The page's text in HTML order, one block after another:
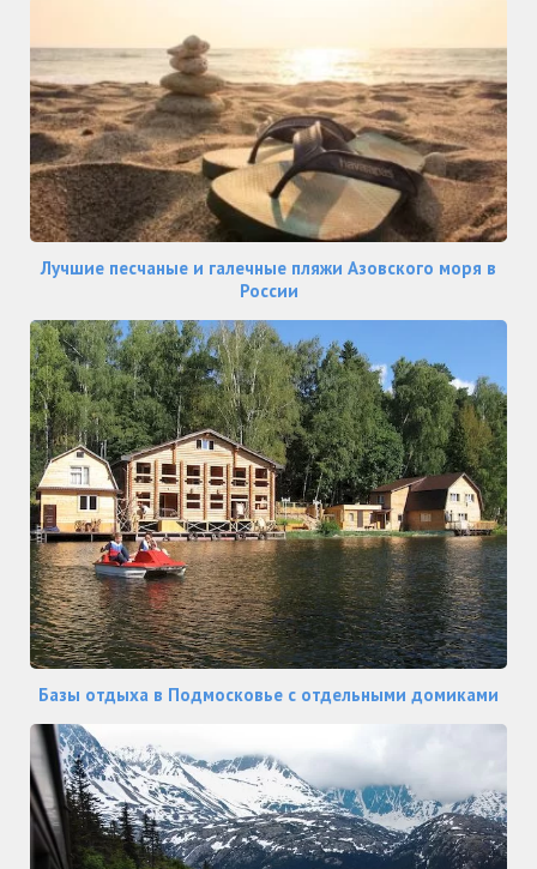
Лучшие песчаные и галечные пляжи Азовского моря в
России
Базы отдыха в Подмосковье с отдельными домиками